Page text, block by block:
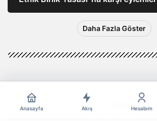
Daha Fazla Göster
Anasayfa Akış Hesabım